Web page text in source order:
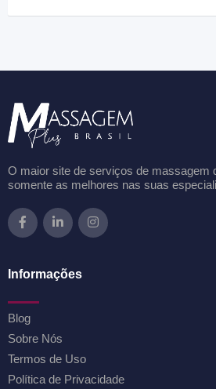
O maior site de serviços de massagem
somente as melhores nas suas
Informações
Blog
Sobre Nós
Termos de Uso
Política de Privacidade